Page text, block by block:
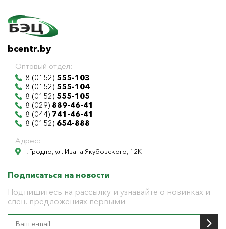
bcentr.by
Оптовый отдел:
8 (0152) 555-103
8 (0152) 555-104
8 (0152) 555-105
8 (029) 889-46-41
8 (044) 741-46-41
8 (0152) 654-888
Адрес:
г. Гродно, ул. Ивана Якубовского, 12К
Подписаться на новости
Подпишитесь на рассылку и узнавайте о новинках и
спец. предложениях первыми